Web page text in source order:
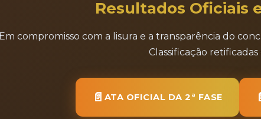
Resultados Oficiais
Em compromisso com a lisura e a transparência do
Classificação
📄 ATA OFICIAL DA 2ª FASE